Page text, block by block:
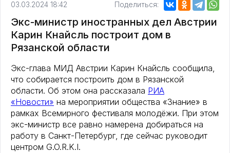
03.03.2024 18:42 Поделиться:
Экс-министр иностранных дел Австрии
Карин Кнайсль построит дом в
Рязанской области
Экс-глава МИД Австрии Карин Кнайсль сообщила,
что собирается построить дом в Рязанской
области. Об этом она рассказала РИА
«Новости» на мероприятии общества «Знание» в
рамках Всемирного фестиваля молодёжи. При этом
экс-министр все равно намерена добираться на
работу в Санкт-Петербург, где сейчас руководит
центром G.O.R.K.I.